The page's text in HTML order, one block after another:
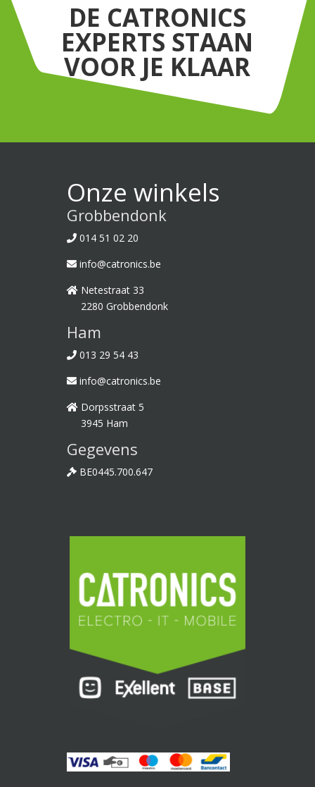
DE CATRONICS
EXPERTS STAAN
VOOR JE KLAAR
Onze winkels
Grobbendonk
014 51 02 20
info@catronics.be
Netestraat 33
2280 Grobbendonk
Ham
013 29 54 43
info@catronics.be
Dorpsstraat 5
3945 Ham
Gegevens
BE0445.700.647